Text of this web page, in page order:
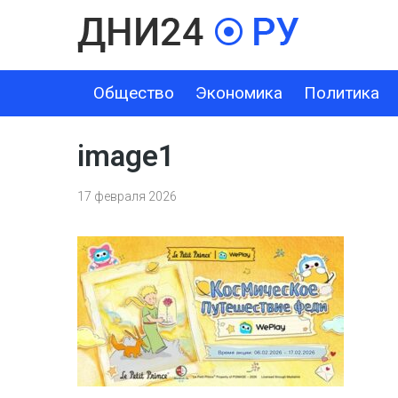
Общество Экономика Политика
ЭКОНОМИКА ПОЛИТИКА ШОУ-БИЗНЕС
image1
17 февраля 2026